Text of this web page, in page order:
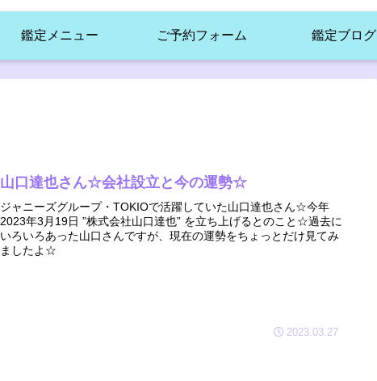
鑑定メニュー ご予約フォーム 鑑定ブログ
山口達也さん☆会社設立と今の運勢☆
ジャニーズグループ・TOKIOで活躍していた山口達也さん☆今年
2023年3月19日 ”株式会社山口達也” を立ち上げるとのこと☆過去に
いろいろあった山口さんですが、現在の運勢をちょっとだけ見てみ
ましたよ☆
2023.03.27